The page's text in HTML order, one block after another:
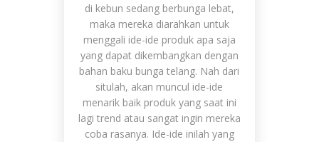
di kebun sedang berbunga lebat,
maka mereka diarahkan untuk
menggali ide-ide produk apa saja
yang dapat dikembangkan dengan
bahan baku bunga telang. Nah dari
situlah, akan muncul ide-ide
menarik baik produk yang saat ini
lagi trend atau sangat ingin mereka
coba rasanya. Ide-ide inilah yang